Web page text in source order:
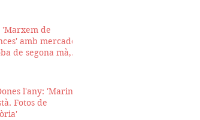
'Marxem de
amb mercadet
de segona mà,
l'any: 'Marina
Fotos de